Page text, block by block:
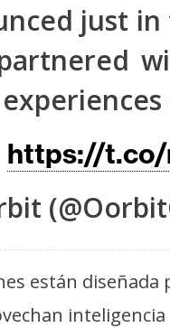
just
https://
están